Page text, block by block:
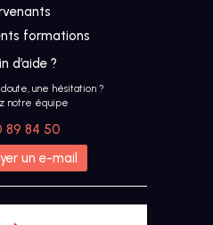
formations
d’aide ?
une hésitation ?
notre équipe
89 84 50
un e-mail